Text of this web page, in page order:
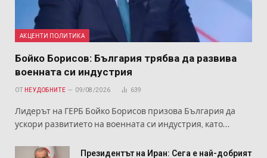
АКЦЕНТИ ПОЛИТИКА
Бойко Борисов: България трябва да развива
военната си индустрия
ОТ НЕУДОБНИТЕ 09/08/2026 639
Лидерът на ГЕРБ Бойко Борисов призова България да
ускори развитието на военната си индустрия, като…
Президентът на Иран: Сега е най-добрият